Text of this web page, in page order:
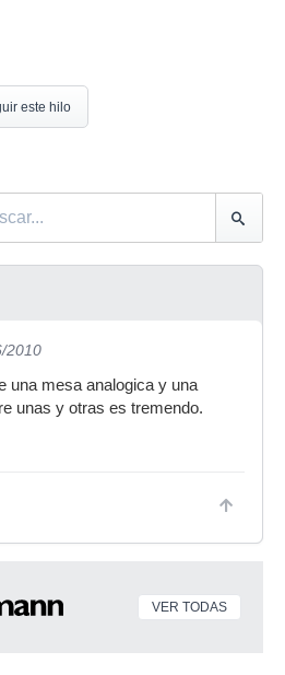
este hilo
2010
una mesa analogica y una
unas y otras es tremendo.
VER TODAS